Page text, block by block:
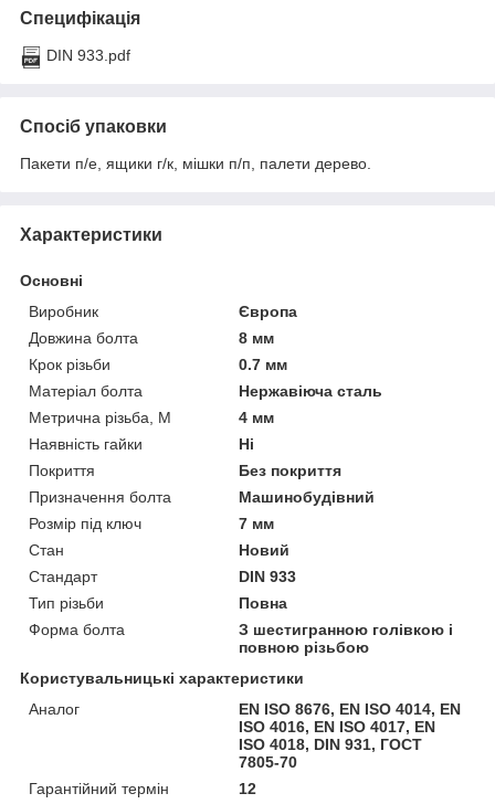
Специфікація
DIN 933.pdf
Спосіб упаковки
Пакети п/е, ящики г/к, мішки п/п, палети дерево.
Характеристики
Основні
Виробник
Європа
Довжина болта
8 мм
Крок різьби
0.7 мм
Матеріал болта
Нержавіюча сталь
Метрична різьба, М
4 мм
Наявність гайки
Ні
Покриття
Без покриття
Призначення болта
Машинобудівний
Розмір під ключ
7 мм
Стан
Новий
Стандарт
DIN 933
Тип різьби
Повна
Форма болта
З шестигранною голівкою і
повною різьбою
Користувальницькі характеристики
Аналог
EN ISO 8676, EN ISO 4014, EN
ISO 4016, EN ISO 4017, EN
ISO 4018, DIN 931, ГОСТ
7805-70
Гарантійний термін
12